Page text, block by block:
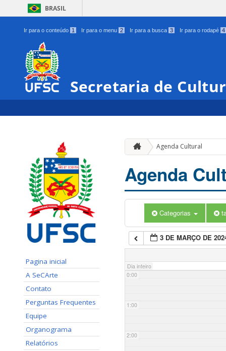
BRASIL
Ir para o conteúdo 1 Ir para o menu 2 Ir para a busca 3 Ir para o rodapé 4
Secretaria de
Pagina inicial
A SeCArte
Contato
Perguntas Frequentes
Equipe
Organograma
Relatórios
Agenda Cultural
Agenda
Categorias
3 DE MARÇO DE
Dia inteiro
0:00
1:00
2:00